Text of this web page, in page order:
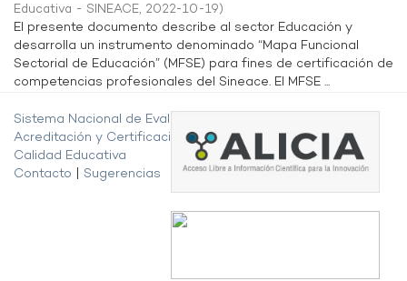
Educativa - SINEACE, 2022-10-19)
El presente documento describe al sector Educación y
desarrolla un instrumento denominado “Mapa Funcional
Sectorial de Educación” (MFSE) para fines de certificación de
competencias profesionales del Sineace. El MFSE ...
Sistema Nacional de Evaluación,
Acreditación y Certificación de la
Calidad Educativa
Contacto
Sugerencias